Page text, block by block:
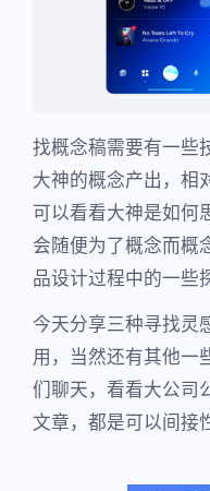
找概念稿需要有一些
大神的概念产出，相
可以看看大神是如何
会随便为了概念而概
品设计过程中的一些
今天分享三种寻找灵
用，当然还有其他一
们聊天，看看大公司
文章，都是可以间接